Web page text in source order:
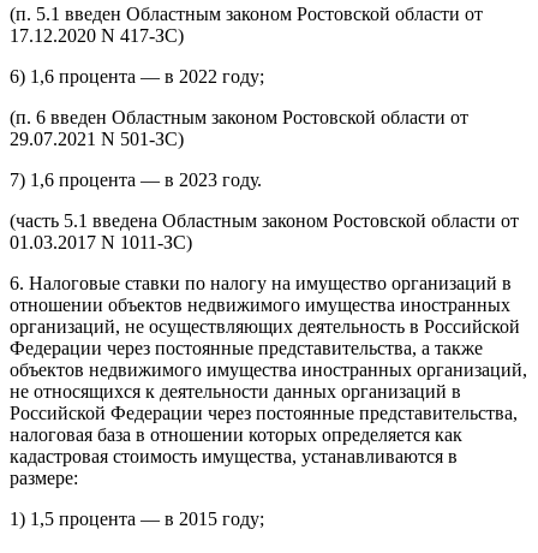
(п. 5.1 введен Областным законом Ростовской области от
17.12.2020 N 417-ЗС)
6) 1,6 процента — в 2022 году;
(п. 6 введен Областным законом Ростовской области от
29.07.2021 N 501-ЗС)
7) 1,6 процента — в 2023 году.
(часть 5.1 введена Областным законом Ростовской области от
01.03.2017 N 1011-ЗС)
6. Налоговые ставки по налогу на имущество организаций в
отношении объектов недвижимого имущества иностранных
организаций, не осуществляющих деятельность в Российской
Федерации через постоянные представительства, а также
объектов недвижимого имущества иностранных организаций,
не относящихся к деятельности данных организаций в
Российской Федерации через постоянные представительства,
налоговая база в отношении которых определяется как
кадастровая стоимость имущества, устанавливаются в
размере:
1) 1,5 процента — в 2015 году;